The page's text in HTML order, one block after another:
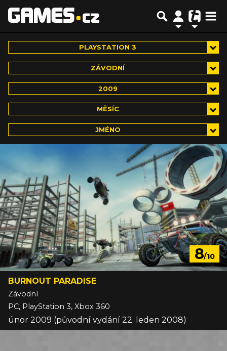
PLAYSTATION 3
ZÁVODNÍ
2009
MĚSÍC
JMÉNO
8/10
BURNOUT PARADISE
Závodní
PC, PlayStation 3, Xbox 360
únor 2009 (původní vydání 22. leden 2008)